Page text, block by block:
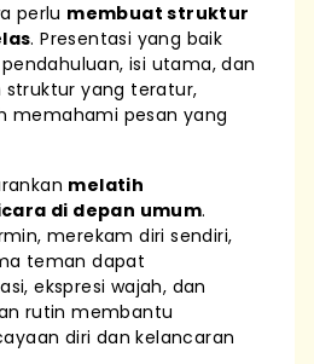
perlu membuat struktur
. Presentasi yang baik
isi utama, dan
struktur yang teratur,
memahami pesan yang
melatih
di depan umum.
merekam diri sendiri,
teman dapat
ekspresi wajah, dan
rutin membantu
diri dan kelancaran